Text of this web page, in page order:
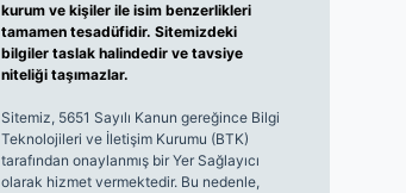
kurum ve kişiler ile isim benzerlikleri
tamamen tesadüfidir. Sitemizdeki
bilgiler taslak halindedir ve tavsiye
niteliği taşımazlar.
Sitemiz, 5651 Sayılı Kanun gereğince Bilgi
Teknolojileri ve İletişim Kurumu (BTK)
tarafından onaylanmış bir Yer Sağlayıcı
olarak hizmet vermektedir. Bu nedenle,